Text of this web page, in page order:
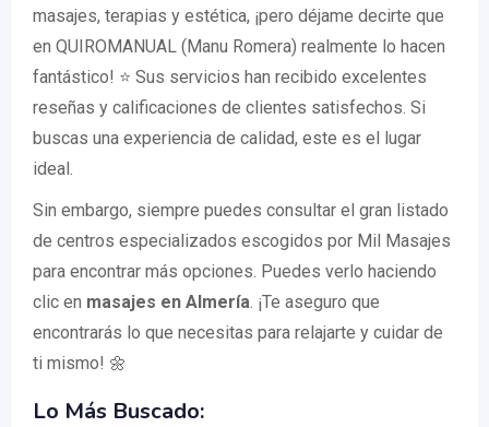
masajes, terapias y estética, ¡pero déjame decirte que
en QUIROMANUAL (Manu Romera) realmente lo hacen
fantástico! ⭐️ Sus servicios han recibido excelentes
reseñas y calificaciones de clientes satisfechos. Si
buscas una experiencia de calidad, este es el lugar
ideal.
Sin embargo, siempre puedes consultar el gran listado
de centros especializados escogidos por Mil Masajes
para encontrar más opciones. Puedes verlo haciendo
clic en masajes en Almería. ¡Te aseguro que
encontrarás lo que necesitas para relajarte y cuidar de
ti mismo! 🌼
Lo Más Buscado: